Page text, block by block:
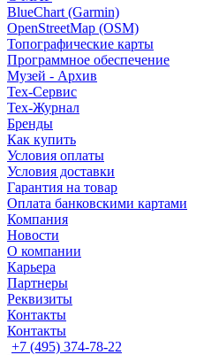
BlueChart (Garmin)
OpenStreetMap (OSM)
Топографические карты
Программное обеспечение
Музей - Архив
Tex-Сервис
Тех-Журнал
Бренды
Как купить
Условия оплаты
Условия доставки
Гарантия на товар
Оплата банковскими картами
Компания
Новости
О компании
Карьера
Партнеры
Реквизиты
Контакты
Контакты
+7 (495) 374-78-22